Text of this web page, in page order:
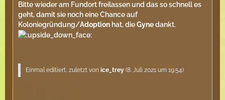
Bitte wieder am Fundort freilassen und das so schnell es
geht, damit sie noch eine Chance auf
Koloniegründung/Adoption hat, dieGynedankt.
Einmal editiert, zuletzt von ice_trey (8. Juli 2021 um 19:54)